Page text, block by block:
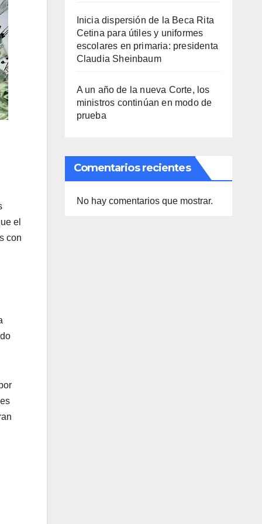
el
con
Inicia dispersión de la Beca Rita
Cetina para útiles y uniformes
escolares en primaria: presidenta
Claudia Sheinbaum
A un año de la nueva Corte, los
ministros continúan en modo de
prueba
Comentarios recientes
No hay comentarios que mostrar.